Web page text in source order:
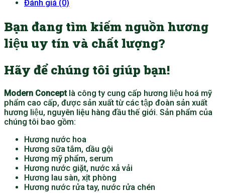
Đánh giá (0)
Bạn đang tìm kiếm nguồn hương
liệu uy tín và chất lượng?
Hãy để chúng tôi giúp bạn!
Modern Conceptlà công ty cung cấp hương liệu hoá mỹ
phẩm cao cấp, được sản xuất từ các tập đoàn sản xuất
hương liệu, nguyên liệu hàng đầu thế giới. Sản phẩm của
chúng tôi bao gồm:
Hương nước hoa
Hương sữa tắm, dầu gội
Hương mỹ phẩm, serum
Hương nước giặt, nước xả vải
Hương lau sàn, xịt phòng
Hương nước rửa tay, nước rửa chén